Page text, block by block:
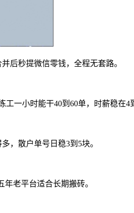
后秒提微信零钱，全程无套路。
一小时能干40到60单，时薪稳在4
，散户单号日稳3到5块。
老平台适合长期搬砖。